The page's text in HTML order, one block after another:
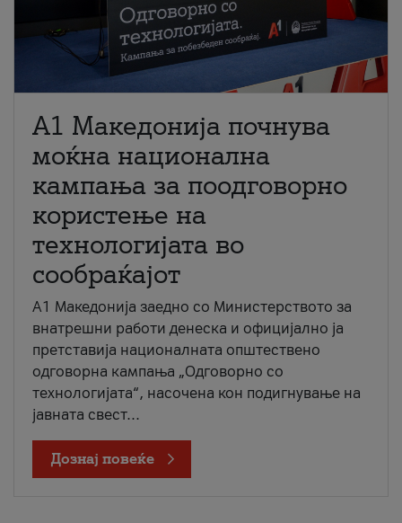
A1 Македонија почнува
моќна национална
кампања за поодговорно
користење на
технологијата во
сообраќајот
A1 Македонија заедно со Министерството за
внатрешни работи денеска и официјално ја
претставија националната општествено
одговорна кампања „Одговорно со
технологијата“, насочена кон подигнување на
јавната свест...
Дознај повеќе